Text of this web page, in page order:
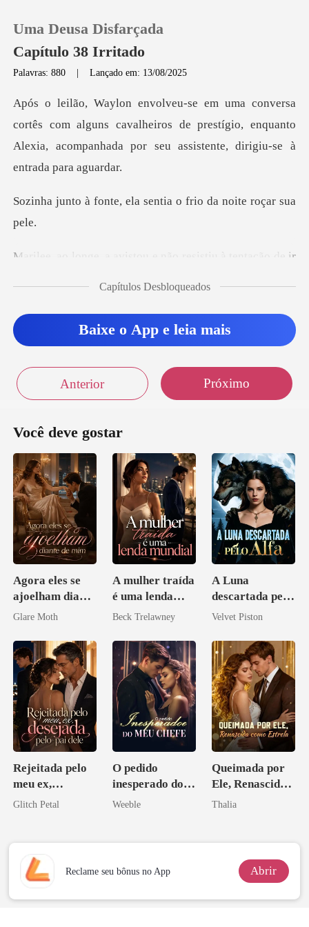
0
Uma Deusa Disfarçada
Capítulo 38 Irritado
Palavras: 880 |Lançado em: 13/08/2025
m alguns cavalheiros de prestígio, enquanto
Alexia, acompan
ela sentia o frio da
o resistiu à tentação de ir
Capítulos Desbloqueados
Baixe o App e leia mais
Anterior Próximo
Você deve gostar
Agora eles se
ajoelham diante
de mim
Glare Moth
A mulher traída
é uma lenda
mundial
Beck Trelawney
A Luna
descartada pelo
Alfa
Velvet Piston
Rejeitada pelo
meu ex,
desejada pelo
Glitch Petal
O pedido
inesperado do
meu chefe
Weeble
Queimada por
Ele, Renascida
como Estrela
Thalia
Reclame seu bônus no App Abrir